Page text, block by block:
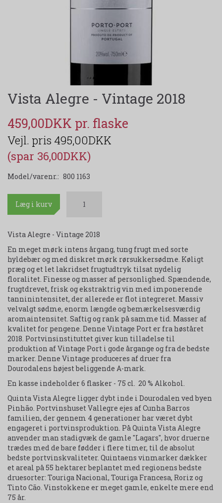
Vista Alegre - Vintage 2018
459,00DKK
495,00DKK
(spar 36,00DKK)
Model/varenr.: 800 1163
Læg i kurv
Vista Alegre - Vintage 2018
En meget mørk intens årgang, tung frugt med sorte
hyldebær og med diskret mørk rørsukkersødme. Køligt
præg og et let lakridset frugtudtryk tilsat nydelig
floralitet. Finesse og masser af personlighed. Spændende,
frugtdrevet, frisk og ekstraktrig vin med imponerende
tanninintensitet, der allerede er flot integreret. Massiv
velvalgt sødme, enorm længde og bemærkelsesværdig
aromaintensitet. Saftig og rank på samme tid. Masser af
kvalitet for pengene. Denne Vintage Port er fra høståret
2018. Portvinsinstituttet giver kun tilladelse til
produktion af Vintage Port i gode årgange og fra de bedste
marker. Denne Vintage produceres af druer fra
Dourodalens højest beliggende A-mark.
En kasse indeholder 6 flasker - 75 cl. 20 % Alkohol.
Quinta Vista Alegre ligger dybt inde i Dourodalen ved byen
Pinhão. Portvinshuset Vallegre ejes af Cunha Barros
familien, der gennem 4 generationer har været dybt
engageret i portvinsproduktion. På Quinta Vista Alegre
anvender man stadigvæk de gamle "Lagars", hvor druerne
trædes med de bare fødder i flere timer, til de absolut
bedste portvinskvaliteter. Quintaens vinmarker dækker
et areal på 55 hektarer beplantet med regionens bedste
druesorter: Touriga Nacional, Touriga Francesa, Roriz og
Tinto Cão. Vinstokkene er meget gamle, enkelte mere end
75 år.